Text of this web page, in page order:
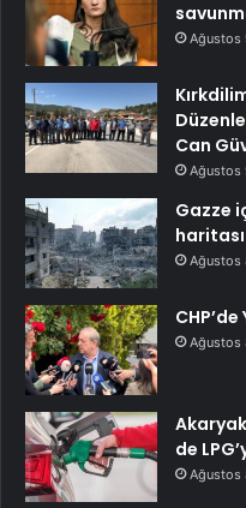
Ağustos
Can
Ağustos
Gazze
Ağustos
Ağustos
de
Ağustos